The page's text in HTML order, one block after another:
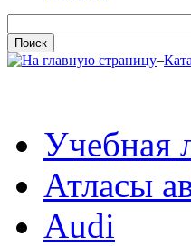
–
Учебная
Атласы
Audi